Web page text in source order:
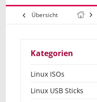
Übersicht
Kategorien
Linux ISOs
Linux USB Sticks